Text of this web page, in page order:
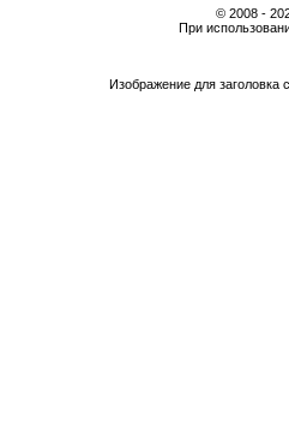
© 2008 -
При
Изображение для